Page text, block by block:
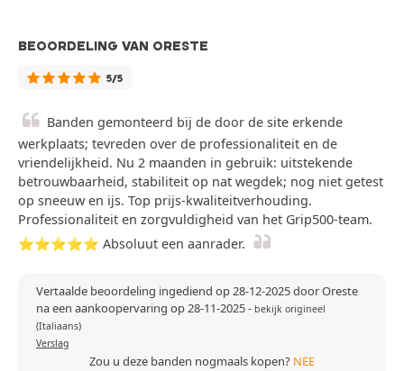
BEOORDELING VAN ORESTE
5/5
Banden gemonteerd bij de door de site erkende
werkplaats; tevreden over de professionaliteit en de
vriendelijkheid. Nu 2 maanden in gebruik: uitstekende
betrouwbaarheid, stabiliteit op nat wegdek; nog niet getest
op sneeuw en ijs. Top prijs-kwaliteitverhouding.
Professionaliteit en zorgvuldigheid van het Grip500-team.
⭐️⭐️⭐️⭐️⭐️ Absoluut een aanrader.
Vertaalde beoordeling ingediend op 28-12-2025 door Oreste
na een aankoopervaring op 28-11-2025- bekijk origineel
(Italiaans)
Verslag
Zou u deze banden nogmaals kopen? NEE